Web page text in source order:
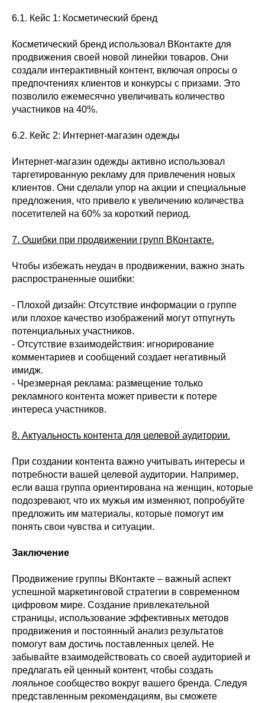
6.1. Кейс 1: Косметический бренд
Косметический бренд использовал ВКонтакте для
продвижения своей новой линейки товаров. Они
создали интерактивный контент, включая опросы о
предпочтениях клиентов и конкурсы с призами. Это
позволило ежемесячно увеличивать количество
участников на 40%.
6.2. Кейс 2: Интернет-магазин одежды
Интернет-магазин одежды активно использовал
таргетированную рекламу для привлечения новых
клиентов. Они сделали упор на акции и специальные
предложения, что привело к увеличению количества
посетителей на 60% за короткий период.
7. Ошибки при продвижении групп ВКонтакте.
Чтобы избежать неудач в продвижении, важно знать
распространенные ошибки:
- Плохой дизайн: Отсутствие информации о группе
или плохое качество изображений могут отпугнуть
потенциальных участников.
- Отсутствие взаимодействия: игнорирование
комментариев и сообщений создает негативный
имидж.
- Чрезмерная реклама: размещение только
рекламного контента может привести к потере
интереса участников.
8. Актуальность контента для целевой аудитории.
При создании контента важно учитывать интересы и
потребности вашей целевой аудитории. Например,
если ваша группа ориентирована на женщин, которые
подозревают, что их мужья им изменяют, попробуйте
предложить им материалы, которые помогут им
понять свои чувства и ситуации.
Заключение
Продвижение группы ВКонтакте – важный аспект
успешной маркетинговой стратегии в современном
цифровом мире. Создание привлекательной
страницы, использование эффективных методов
продвижения и постоянный анализ результатов
помогут вам достичь поставленных целей. Не
забывайте взаимодействовать со своей аудиторией и
предлагать ей ценный контент, чтобы создать
лояльное сообщество вокруг вашего бренда. Следуя
представленным рекомендациям, вы сможете